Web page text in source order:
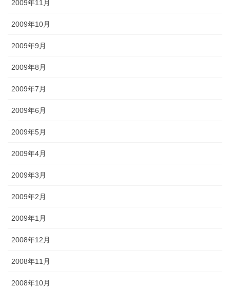
2009年11月
2009年10月
2009年9月
2009年8月
2009年7月
2009年6月
2009年5月
2009年4月
2009年3月
2009年2月
2009年1月
2008年12月
2008年11月
2008年10月